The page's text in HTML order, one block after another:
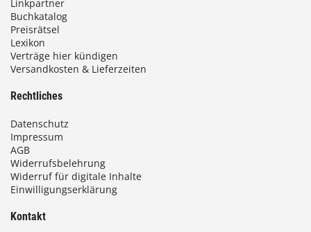
Linkpartner
Buchkatalog
Preisrätsel
Lexikon
Verträge hier kündigen
Versandkosten & Lieferzeiten
Rechtliches
Datenschutz
Impressum
AGB
Widerrufsbelehrung
Widerruf für digitale Inhalte
Einwilligungserklärung
Kontakt